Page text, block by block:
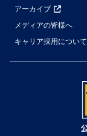
アーカイブ
メディアの皆様へ
キャリア採用について